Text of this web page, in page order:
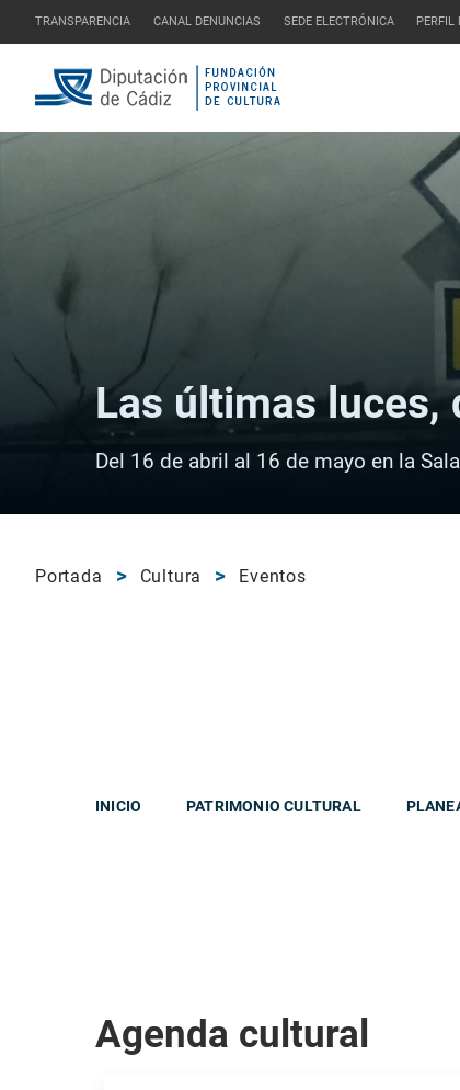
TRANSPARENCIA CANAL DENUNCIAS SEDE ELECTRÓNICA PERFIL
Las últimas luces,
Del 16 de abril al 16 de mayo en la
Portada Cultura Eventos
INICIO PATRIMONIO CULTURAL
Agenda cultural